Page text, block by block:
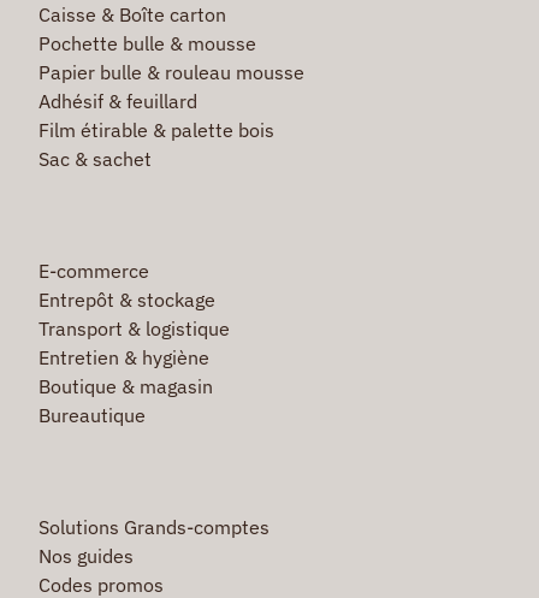
Caisse & Boîte carton
Pochette bulle & mousse
Papier bulle & rouleau mousse
Adhésif & feuillard
Film étirable & palette bois
Sac & sachet
E-commerce
Entrepôt & stockage
Transport & logistique
Entretien & hygiène
Boutique & magasin
Bureautique
Solutions Grands-comptes
Nos guides
Codes promos